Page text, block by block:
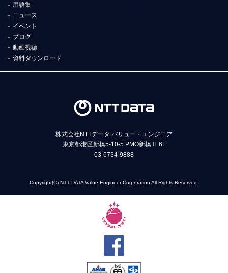
用語集
ニュース
イベント
ブログ
動画視聴
資料ダウンロード
株式会社NTTデータ バリュー・エンジニア
東京都港区新橋5-10-5 PMO新橋Ⅱ 6F
03-6734-9888
Copyright(C) NTT DATA Value Engineer Corporation All Rights Reserved.